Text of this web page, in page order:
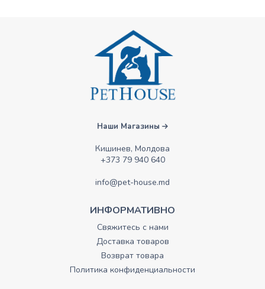
Наши Магазины
Кишинев, Молдова
+373 79 940 640
info@pet-house.md
ИНФОРМАТИВНО
Свяжитесь с нами
Доставка товаров
Возврат товара
Политика конфиденциальности